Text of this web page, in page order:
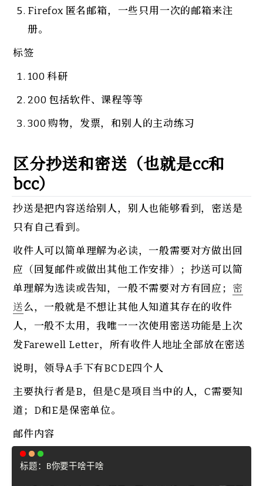
Firefox 匿名邮箱，一些只用一次的邮箱来注
册。
标签
100 科研
200 包括软件、课程等等
300 购物，发票，和别人的主动练习
区分抄送和密送（也就是cc和
bcc）
抄送是把内容送给别人，别人也能够看到，密送是
只有自己看到。
收件人可以简单理解为必读，一般需要对方做出回
应（回复邮件或做出其他工作安排）；抄送可以简
单理解为选读或告知，一般不需要对方有回应； 密
送么，一般就是不想让其他人知道其存在的收件
人，一般不太用，我唯一一次使用密送功能是上次
发Farewell Letter，所有收件人地址全部放在密送
说明，领导A手下有BCDE四个人
主要执行者是B，但是C是项目当中的人，C需要知
道；D和E是保密单位。
邮件内容
标题：B你要干啥干啥